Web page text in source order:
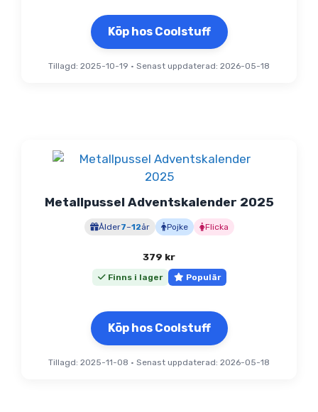
Köp hos Coolstuff
Tillagd: 2025-10-19 • Senast uppdaterad: 2026-05-18
Metallpussel Adventskalender 2025
Ålder7–12år Pojke Flicka
379 kr
Finns i lager Populär
Köp hos Coolstuff
Tillagd: 2025-11-08 • Senast uppdaterad: 2026-05-18